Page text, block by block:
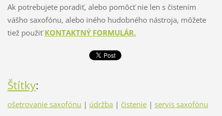
Ak potrebujete poradiť, alebo pomôcť nie len s čistením
vášho saxofónu, alebo iného hudobného nástroja, môžete
tiež použiťKONTAKTNÝ FORMULÁR.
Štítky:
ošetrovanie saxofónu | údržba | čistenie | servis saxofónu